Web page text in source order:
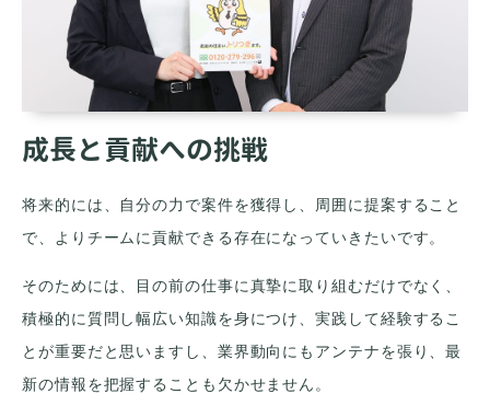
成長と貢献への挑戦
将来的には、自分の力で案件を獲得し、周囲に提案すること
で、よりチームに貢献できる存在になっていきたいです。
そのためには、目の前の仕事に真摯に取り組むだけでなく、
積極的に質問し幅広い知識を身につけ、実践して経験するこ
とが重要だと思いますし、業界動向にもアンテナを張り、最
新の情報を把握することも欠かせません。